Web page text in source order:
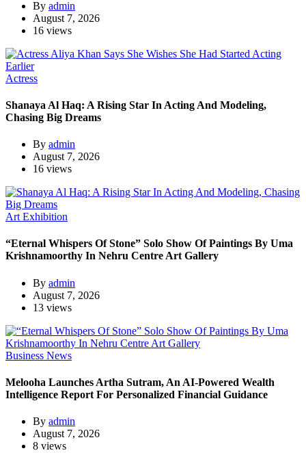
By admin
August 7, 2026
16 views
Actress
Shanaya Al Haq: A Rising Star In Acting And Modeling,
Chasing Big Dreams
By admin
August 7, 2026
16 views
Art Exhibition
“Eternal Whispers Of Stone” Solo Show Of Paintings By Uma
Krishnamoorthy In Nehru Centre Art Gallery
By admin
August 7, 2026
13 views
Business News
Melooha Launches Artha Sutram, An AI-Powered Wealth
Intelligence Report For Personalized Financial Guidance
By admin
August 7, 2026
8 views